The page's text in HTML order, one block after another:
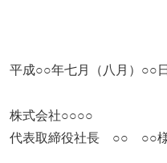
平成○○年七月（八月）○○日
株式会社○○○○
代表取締役社長 ○○ ○○